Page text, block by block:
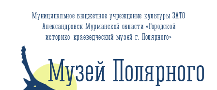
Муниципальное бюджетное учреждение культуры ЗАТО
Александровск Мурманской области «Городской
историко-краеведческий музей г. Полярного»